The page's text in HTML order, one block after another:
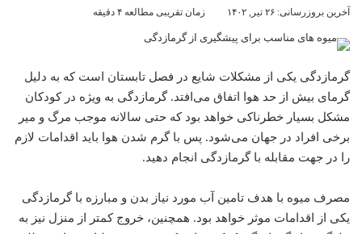
آخرین بروزرسانی: ۲۶ تیر, ۱۴۰۲ زمان تقریبی مطالعه ۴ دقیقه
گرمازدگی یکی از مشکلات شایع در فصل تابستان است که به دلیل
گرمای بیش از حد هوا اتفاق می‌افتد. گرمازدگی به ویژه در کودکان
مشکل بسیار خطرناکی خواهد بود که حتی سالانه موجب مرگ و میر
برخی افراد در جهان می‌شود. پس با گرم شدن هوا باید اقدامات لازم
را در جهت مقابله با گرمازدگی انجام دهید.
مصرف میوه با هدف تامین آب مورد نیاز بدن و مبارزه با گرمازدگی
یکی از اقدامات موثر خواهد بود. همچنین، خروج کمتر از منزل نیز به